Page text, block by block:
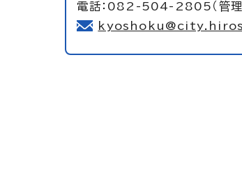
電話：082-504-2805（管